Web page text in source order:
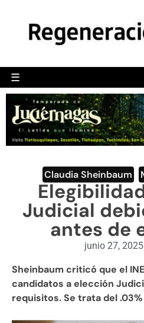
☰
ENGLISH
VIDEOS
Claudia Sheinbaum
Judicial
antes de
junio 27, 2025
Sheinbaum criticó que el
candidatos a elección
requisitos. Se trata del